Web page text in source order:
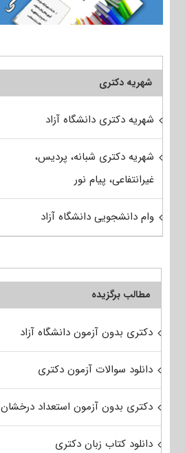
شهریه دکتری
شهریه دکتری دانشگاه آزاد
شهریه دکتری شبانه، پردیس،
غیرانتفاعی، پیام نور
وام دانشجویی دانشگاه آزاد
مطالب برگزیده
دکتری بدون آزمون دانشگاه آزاد
دانلود سوالات آزمون دکتری
دکتری بدون آزمون استعداد درخشان
دانلود کتاب زبان دکتری